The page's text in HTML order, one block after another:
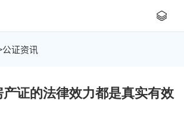
公证资讯
证的法律效力都是真实有效